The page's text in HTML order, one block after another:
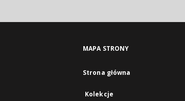
MAPA STRONY
Strona główna
Kolekcje